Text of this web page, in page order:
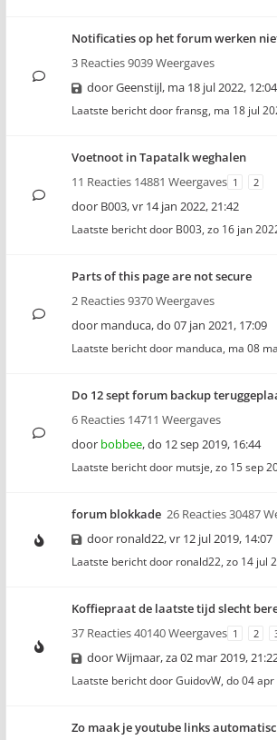
Notificaties op het forum werken
3 Reacties 9039 Weergaves
doorGeenstijl, ma 18 jul 2022, 12:04
Laatste bericht doorfransg, ma 18 jul
Voetnoot in Tapatalk weghalen
11 Reacties 14881 Weergaves 1 2
door B003,vr 14 jan 2022, 21:42
Laatste bericht door B003, zo 16 jan
Parts of this page are not secure
2 Reacties 9370 Weergaves
door manduca,do 07 jan 2021, 17:09
Laatste bericht door manduca, ma 08
Do 12 sept forum backup
6 Reacties 14711 Weergaves
door bobbee,do 12 sep 2019, 16:44
Laatste bericht door mutsje, zo 15 sep
forum blokkade 26 Reacties 30487
door ronald22,vr 12 jul 2019, 14:07
Laatste bericht door ronald22, zo 14 jul
Koffiepraat de laatste tijd slecht
37 Reacties 40140 Weergaves 1 2
doorWijmaar,za 02 mar 2019,
Laatste bericht doorGuidovW, do 04 apr
Zo maak je youtube links